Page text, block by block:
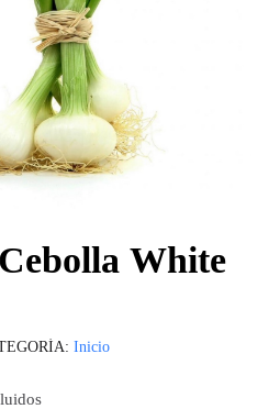
White
Inicio